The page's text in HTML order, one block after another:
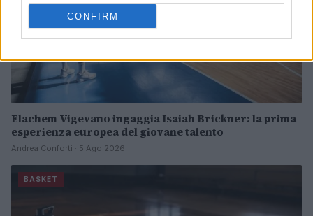
CONFIRM
Elachem Vigevano ingaggia Isaiah Brickner: la prima
esperienza europea del giovane talento
Andrea Conforti · 5 Ago 2026
BASKET